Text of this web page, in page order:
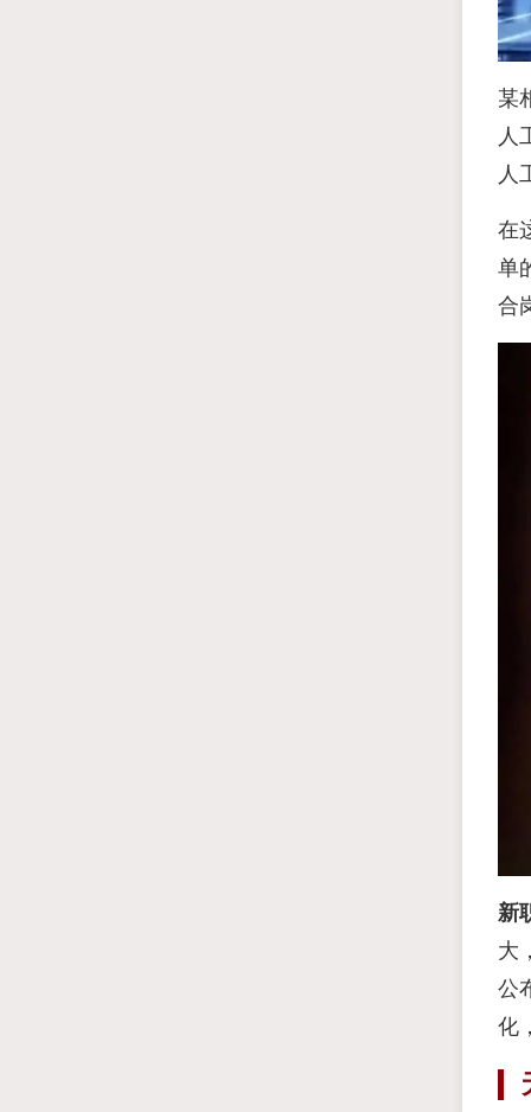
某
人
人
在
单
合
新
大
公
化